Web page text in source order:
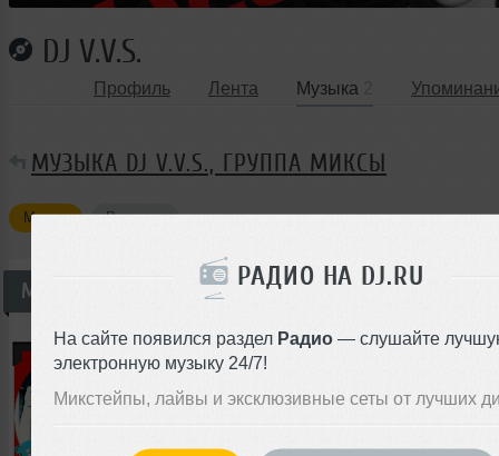
РАДИО НА DJ.RU
На сайте появился раздел Радио — слушайте
электронную музыку 24/7!
Микстейпы, лайвы и эксклюзивные сеты от лучших
DJ V.V.S.
Профиль Лента Музыка
МУЗЫКА DJ V.V.S., ГРУППА МИКСЫ
Миксы Ремиксы
Миксы 1
DJ V.V.S.
DJ V.V.S.-CLUB HOUSE SESSION (2014)
Микс Club/Dance Electro House